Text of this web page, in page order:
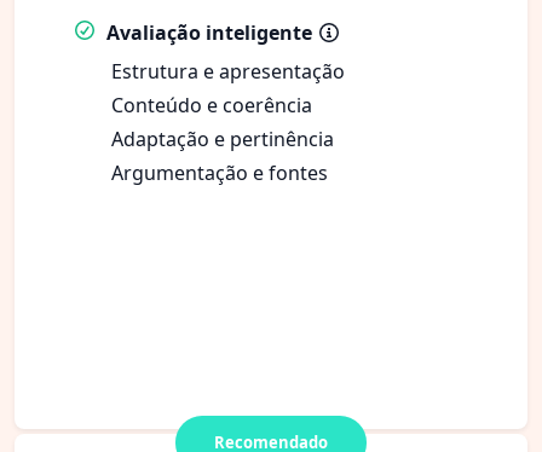
Avaliação inteligente
Estrutura e apresentação
Conteúdo e coerência
Adaptação e pertinência
Argumentação e fontes
Recomendado